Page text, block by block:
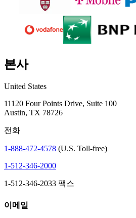
본사
United States
11120 Four Points Drive, Suite 100
Austin, TX 78726
전화
1-888-472-4578 (U.S. Toll-free)
1-512-346-2000
1-512-346-2033 팩스
이메일